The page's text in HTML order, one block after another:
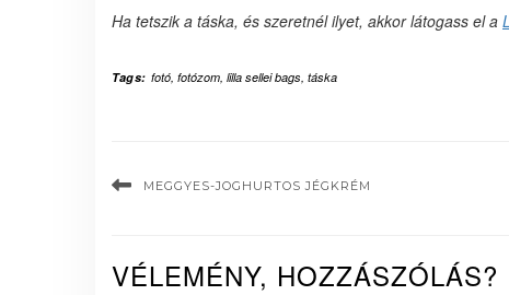
Ha tetszik a táska, és szeretnél ilyet, akkor látogass el a
Tags: fotó, fotózom, lilla sellei bags, táska
MEGGYES-JOGHURTOS JÉGKRÉM
VÉLEMÉNY, HOZZÁSZÓLÁS?